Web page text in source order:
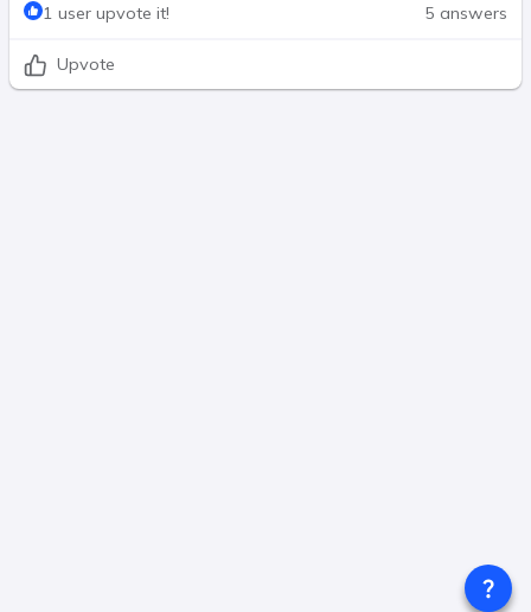
1 user upvote it! 5 answers
Upvote